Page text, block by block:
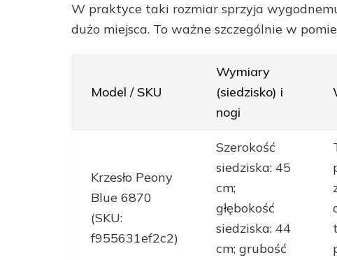
W praktyce taki rozmiar sprzyja
dużo miejsca. To ważne szczególnie w
Model / SKU
Wymiary
(siedzisko) i
nogi
Krzesło Peony
Blue 6870
(SKU:
f955631ef2c2)
Szerokość
siedziska: 45
cm;
głębokość
siedziska: 44
cm; grubość